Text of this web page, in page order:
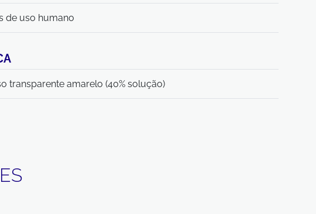
de uso humano
transparente amarelo (40% solução)